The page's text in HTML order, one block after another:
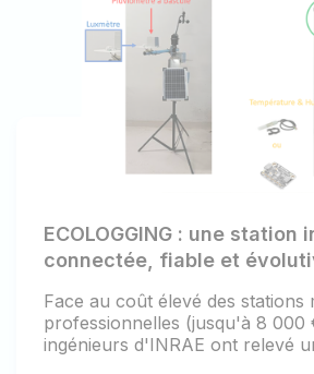
ECOLOGGING : une station
connectée, fiable et
Face au coût élevé des stations
professionnelles (jusqu'à 8 000
ingénieurs d'INRAE ont relevé